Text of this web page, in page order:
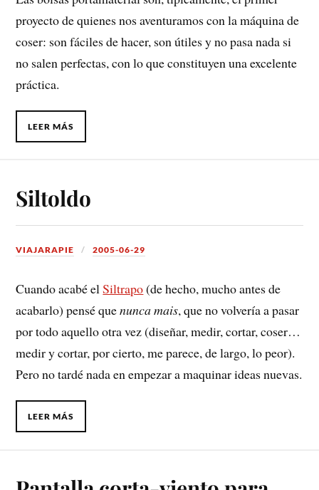
proyecto de quienes nos aventuramos con la máquina de
coser: son fáciles de hacer, son útiles y no pasa nada si
no salen perfectas, con lo que constituyen una excelente
práctica.
LEER MÁS
Siltoldo
VIAJARAPIE 2005-06-29
Cuando acabé elSiltrapo(de hecho, mucho antes de
acabarlo) pensé quenunca mais, que no volvería a pasar
por todo aquello otra vez (diseñar, medir, cortar, coser…
medir y cortar, por cierto, me parece, de largo, lo peor).
Pero no tardé nada en empezar a maquinar ideas nuevas.
LEER MÁS